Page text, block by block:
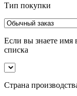
Тип покупки
Если вы знаете имя
списка
Страна